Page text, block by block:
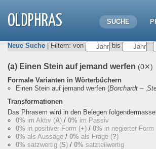
OLDPHRAS SUCHE
Neue Suche | Filtern: von bis
(a) Einen Stein auf jemand werfen (0✕)
Formale Varianten in Wörterbüchern
Einen Stein auf jemand werfen (Borchardt – ‚
Transformationen
Das Phrasem wird in den Belegen
0% im Aktiv (A) / 0% im Passiv
0% in positiver Form (+) / 0% in negierter Form
0% als Aussage / 0% als Frage (?)
0% satzwertig (S) / 0% satzteilwertig